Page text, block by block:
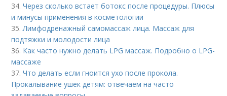
34.Через сколько встает ботокс после процедуры. Плюсы
и минусы применения в косметологии
35.Лимфодренажный самомассаж лица. Массаж для
подтяжки и молодости лица
36. Как часто нужно делать LPG массаж. Подробно о LPG-
массаже
37.Что делать если гноится ухо после прокола.
Прокалывание ушек детям: отвечаем на часто